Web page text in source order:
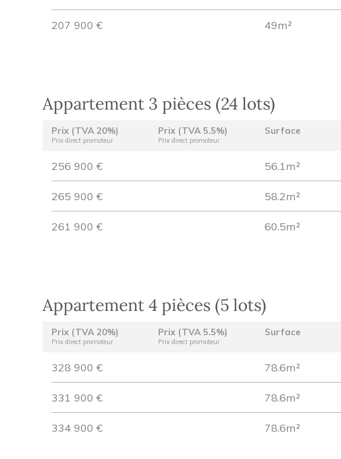
207 900 € 49m²
Appartement 3 pièces (24 lots)
Prix (TVA 20%)
Prix direct promoteur
Prix (TVA 5.5%)
Prix direct promoteur
Surface
256 900 € 56.1m²
265 900 € 58.2m²
261 900 € 60.5m²
Appartement 4 pièces (5 lots)
Prix (TVA 20%)
Prix direct promoteur
Prix (TVA 5.5%)
Prix direct promoteur
Surface
328 900 € 78.6m²
331 900 € 78.6m²
334 900 € 78.6m²